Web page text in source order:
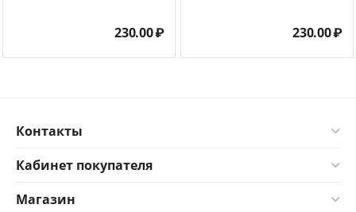
230.00₽ 230.00₽
Контакты
Кабинет покупателя
Магазин